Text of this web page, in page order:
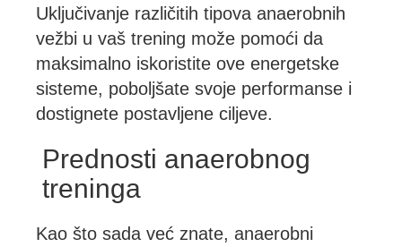
Uključivanje različitih tipova anaerobnih
vežbi u vaš trening može pomoći da
maksimalno iskoristite ove energetske
sisteme, poboljšate svoje performanse i
dostignete postavljene ciljeve.
Prednosti anaerobnog
treninga
Kao što sada već znate, anaerobni